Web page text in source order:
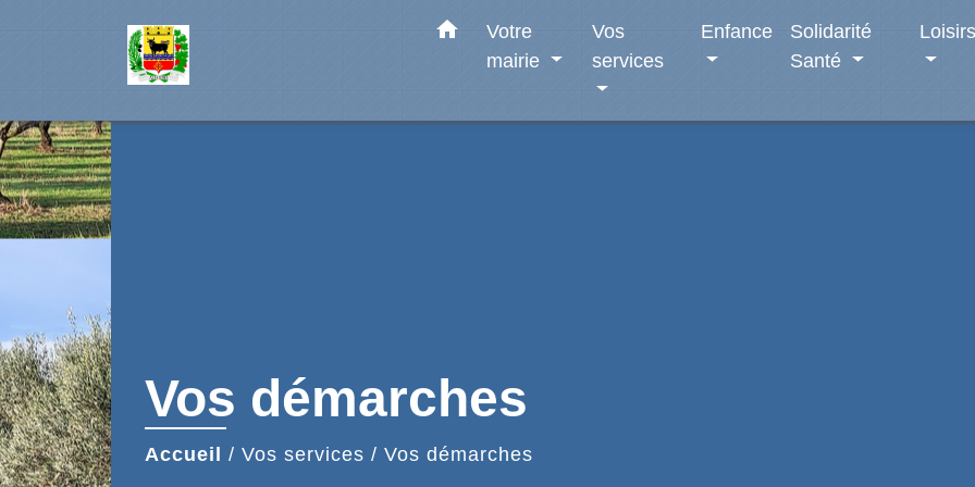
home
Votre
mairie
Vos
services
Enfance
Solidarité
Santé
Loisirs
Vos démarches
Accueil / Vos services / Vos démarches